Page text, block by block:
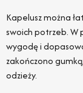
Kapelusz można
swoich potrzeb. W
wygodę i
zakończono
odzieży.